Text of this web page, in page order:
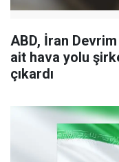
ABD, İran Devrim
ait hava yolu
çıkardı